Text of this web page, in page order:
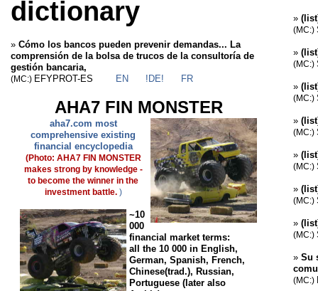
dictionary
» Cómo los bancos pueden prevenir demandas... La
comprensión de la bolsa de trucos de la consultoría de
gestión bancaria,
(MC:) EFYPROT-ES EN !DE! FR
AHA7 FIN MONSTER
aha7.com most
comprehensive existing
financial encyclopedia
(Photo: AHA7 FIN MONSTER
makes strong by knowledge -
to become the winner in the
investment battle. )
~10
000
financial market terms:
all the 10 000 in English,
German, Spanish, French,
Chinese(trad.), Russian,
Portuguese (later also
»
(MC:)
»
(MC:)
»
(MC:)
»
(MC:)
»
(MC:)
»
(MC:)
»
(MC:)
» Su
(MC:)